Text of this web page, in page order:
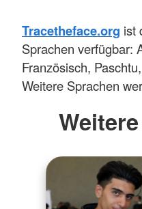
Tracetheface.org ist
Sprachen verfügbar:
Französisch,
Weitere Sprachen